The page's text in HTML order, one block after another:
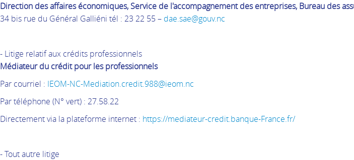
Direction des affaires économiques, Service de l'accompagnement des entreprises, Bureau des
34 bis rue du Général Galliéni tél : 23 22 55 – dae.sae@gouv.nc
- Litige relatif aux crédits professionnels
Médiateur du crédit pour les professionnels
Par courriel : IEOM-NC-Mediation.credit.988@ieom.nc
Par téléphone (N° vert) : 27.58.22
Directement via la plateforme internet : https://mediateur-credit.banque-France.fr/
- Tout autre litige